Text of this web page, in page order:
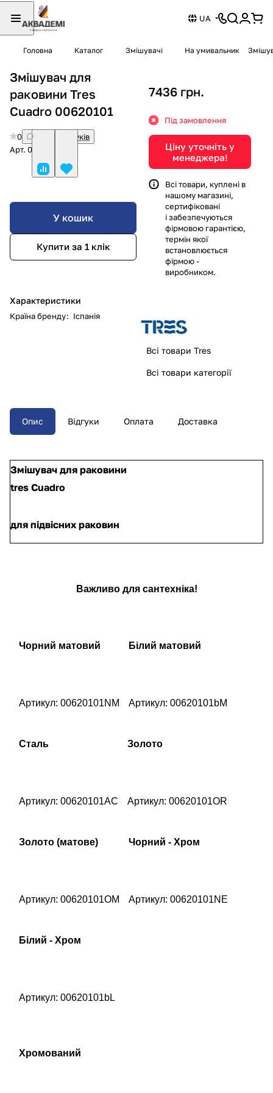
UA
Головна Каталог Змішувачі На умивальник
Змішувач для
раковини Tres
Cuadro 00620101
0
Немає відгуків
Арт. 00620101
У кошик
Купити за 1 клiк
Характеристики
Країна бренду: Іспанія
7436 грн.
Під замовлення
Ціну уточніть у
менеджера!
Всі товари, куплені в
нашому магазині,
сертифіковані
і забезпечуються
фірмовою гарантією,
термін якої
встановлюється
фірмою -
виробником.
Всі товари Tres
Всі товари категорії
Опис Відгуки Оплата Доставка
Змішувач для раковини
tres Cuadro
для підвісних раковин
Важливо для сантехніка!
Чорний матовий
Артикул: 00620101NM
Білий матовий
Артикул: 00620101bM
Сталь
Артикул: 00620101AC
Золото
Артикул: 00620101OR
Золото (матове)
Артикул: 00620101OM
Чорний - Хром
Артикул: 00620101NE
Білий - Хром
Артикул: 00620101bL
Хромований